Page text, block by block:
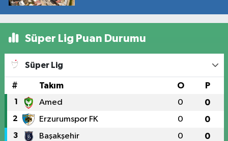
Süper Lig Puan Durumu
Süper Lig
# Takım O P
1 Amed 0 0
2 Erzurumspor FK 0 0
3 Başakşehir 0 0